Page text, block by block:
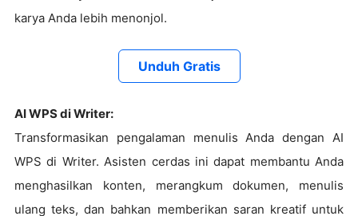
karya Anda lebih menonjol.
Unduh Gratis
AI WPS di Writer:
Transformasikan pengalaman menulis Anda dengan AI
WPS di Writer. Asisten cerdas ini dapat membantu Anda
menghasilkan konten, merangkum dokumen, menulis
ulang teks, dan bahkan memberikan saran kreatif untuk